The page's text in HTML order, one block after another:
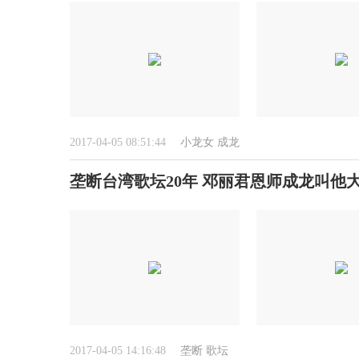
2017-04-05 08:51:44 小龙女 成龙
垄断台湾歌坛20年 邓丽君恩师成龙叫他
2017-04-05 14:16:48 垄断 歌坛